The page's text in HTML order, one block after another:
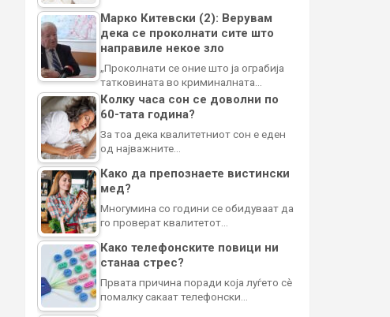
Марко Китевски (2): Верувам
дека се проколнати сите што
направиле некое зло
„Проколнати се оние што ја ограбија
татковината во криминалната…
Колку часа сон се доволни по
60-тата година?
За тоа дека квалитетниот сон е еден
од најважните…
Како да препознаете вистински
мед?
Многумина со години се обидуваат да
го проверат квалитетот…
Како телефонските повици ни
станаа стрес?
Првата причина поради која луѓето сè
помалку сакаат телефонски…